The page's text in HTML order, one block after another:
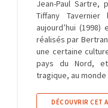
Jean-Paul Sartre,
Tiffany
aujourd’hui
réalisés par
une certaine
pays du Nord,
tragique, au
DÉCOUVRIR CET